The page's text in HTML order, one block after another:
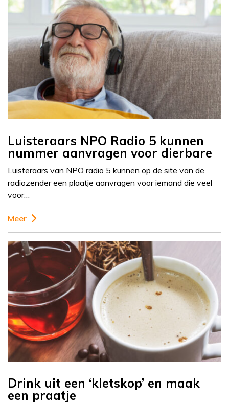
Luisteraars NPO Radio 5 kunnen
nummer aanvragen voor dierbare
Luisteraars van NPO radio 5 kunnen op de site van de
radiozender een plaatje aanvragen voor iemand die veel
voor…
Meer
Drink uit een ‘kletskop’ en maak
een praatje